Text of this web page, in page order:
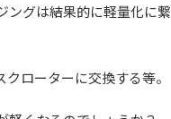
ングは結果的に軽量化に繋
ローターに交換する等。